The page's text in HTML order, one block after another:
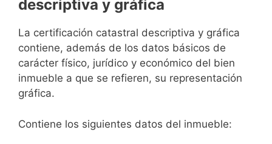
descriptiva y gráfica
La certificación catastral descriptiva y gráfica
contiene, además de los datos básicos de
carácter físico, jurídico y económico del bien
inmueble a que se refieren, su representación
gráfica.
Contiene los siguientes datos del inmueble: